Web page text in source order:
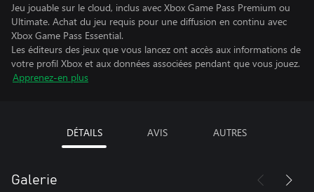
Jeu jouable sur le cloud, inclus avec Xbox Game Pass Premium ou
Ultimate. Achat du jeu requis pour une diffusion en continu avec
Xbox Game Pass Essential.
Les éditeurs des jeux que vous lancez ont accès aux informations de
votre profil Xbox et aux données associées pendant que vous jouez.
Apprenez-en plus
DÉTAILS AVIS AUTRES
Galerie